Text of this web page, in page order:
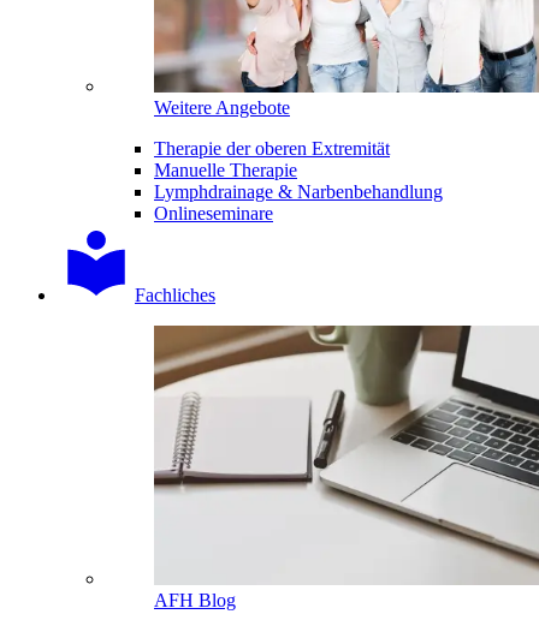
Weitere Angebote
Therapie der oberen Extremität
Manuelle Therapie
Lymphdrainage & Narbenbehandlung
Onlineseminare
Fachliches
AFH Blog